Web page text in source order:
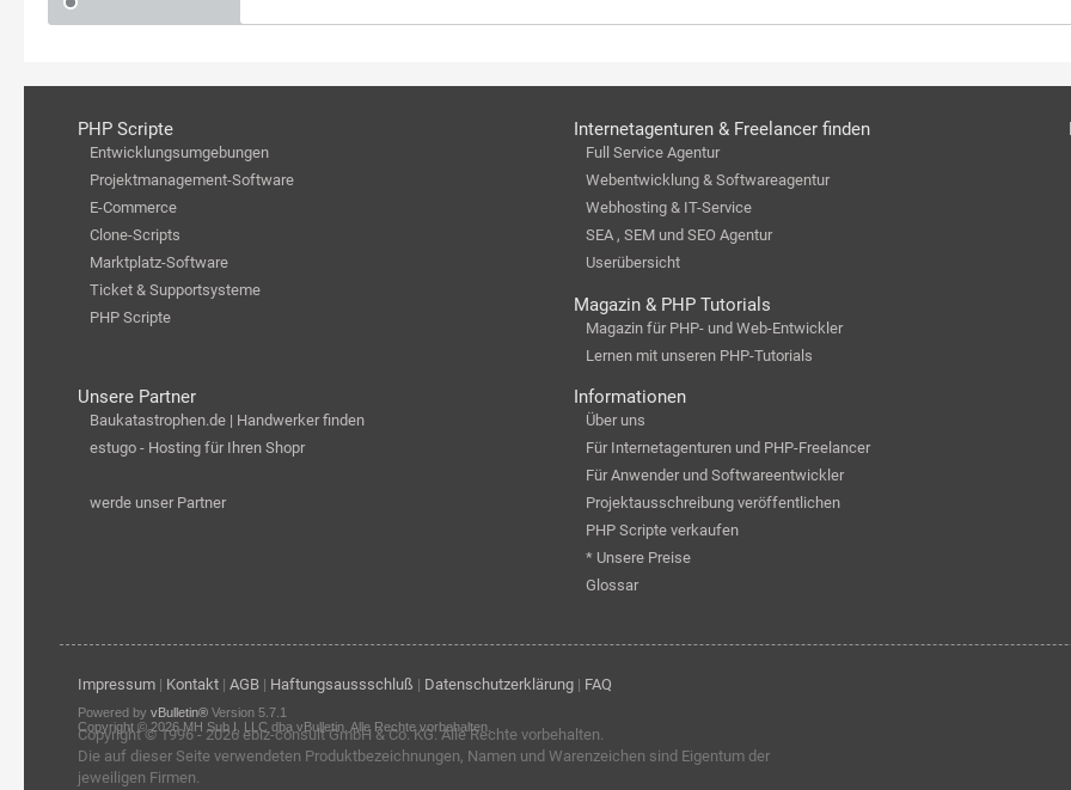
PHP Scripte
Entwicklungsumgebungen
Projektmanagement-Software
E-Commerce
Clone-Scripts
Marktplatz-Software
Ticket & Supportsysteme
PHP Scripte
Internetagenturen & Freelancer finden
Full Service Agentur
Webentwicklung & Softwareagentur
Webhosting & IT-Service
SEA , SEM und SEO Agentur
Userübersicht
Magazin & PHP Tutorials
Magazin für PHP- und Web-Entwickler
Lernen mit unseren PHP-Tutorials
Unsere Partner
Baukatastrophen.de | Handwerker finden
estugo - Hosting für Ihren Shopr
werde unser Partner
Informationen
Über uns
Für Internetagenturen und PHP-Freelancer
Für Anwender und Softwareentwickler
Projektausschreibung veröffentlichen
PHP Scripte verkaufen
* Unsere Preise
Glossar
Impressum| Kontakt| AGB| Haftungsaussschluß | Datenschutzerklärung| FAQ
Copyright © 1996 - 2026 ebiz-consult GmbH & Co. KG. Alle Rechte vorbehalten.
Die auf dieser Seite verwendeten Produktbezeichnungen, Namen und Warenzeichen sind Eigentum der
jeweiligen Firmen.
Powered by vBulletin®Version 5.7.1
Copyright © 2026 MH Sub I, LLC dba vBulletin. Alle Rechte vorbehalten.